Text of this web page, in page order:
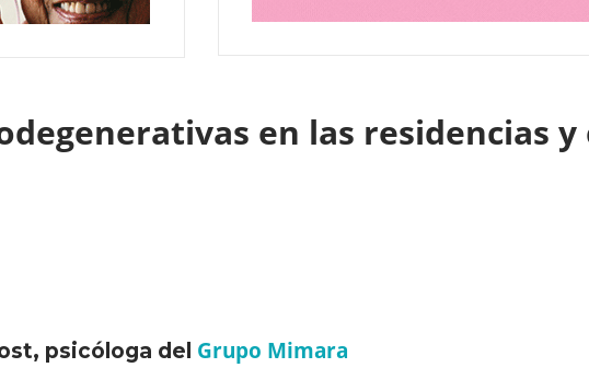
en las residencias y
psicóloga del Grupo Mimara